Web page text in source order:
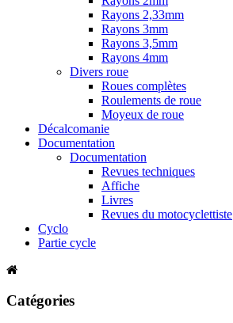
Rayons 2,33mm
Rayons 3mm
Rayons 3,5mm
Rayons 4mm
Divers roue
Roues complètes
Roulements de roue
Moyeux de roue
Décalcomanie
Documentation
Documentation
Revues techniques
Affiche
Livres
Revues du motocyclettiste
Cyclo
Partie cycle
Catégories